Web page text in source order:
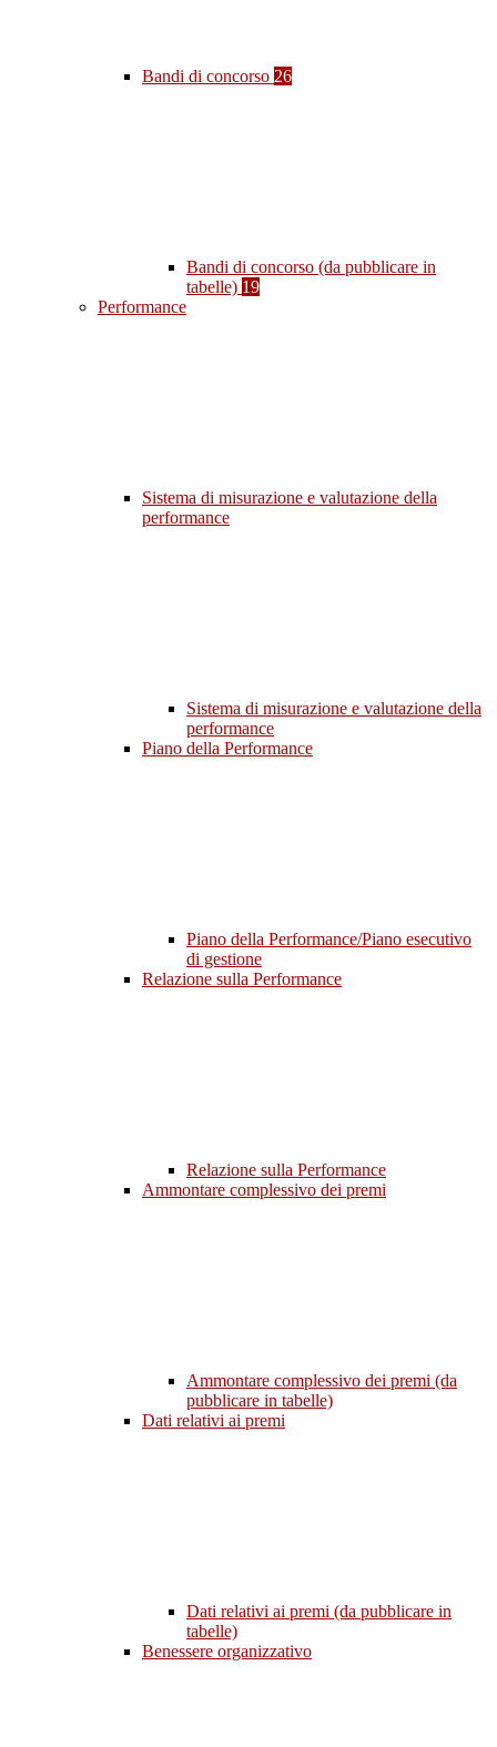
Bandi di concorso 26
Bandi di concorso (da pubblicare in
tabelle) 19
Performance
Sistema di misurazione e valutazione della
performance
Sistema di misurazione e valutazione della
performance
Piano della Performance
Piano della Performance/Piano esecutivo
di gestione
Relazione sulla Performance
Relazione sulla Performance
Ammontare complessivo dei premi
Ammontare complessivo dei premi (da
pubblicare in tabelle)
Dati relativi ai premi
Dati relativi ai premi (da pubblicare in
tabelle)
Benessere organizzativo